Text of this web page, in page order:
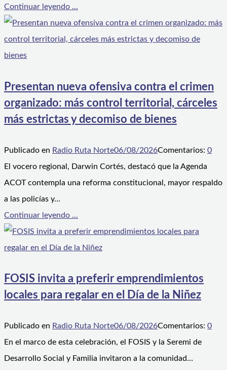
Continuar leyendo ...
Presentan nueva ofensiva contra el crimen
organizado: más control territorial, cárceles
más estrictas y decomiso de bienes
Publicado en Radio Ruta Norte06/08/2026Comentarios: 0
El vocero regional, Darwin Cortés, destacó que la Agenda
ACOT contempla una reforma constitucional, mayor respaldo
a las policías y…
Continuar leyendo ...
FOSIS invita a preferir emprendimientos
locales para regalar en el Día de la Niñez
Publicado en Radio Ruta Norte06/08/2026Comentarios: 0
En el marco de esta celebración, el FOSIS y la Seremi de
Desarrollo Social y Familia invitaron a la comunidad…